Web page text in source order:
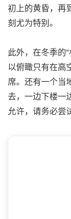
初上的黄昏，再
刻尤为特别。
此外，在冬季的
以俯瞰只有在高
席。还有一个当
去，一边下楼一
允许，请务必尝